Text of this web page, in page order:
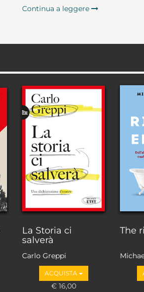
Continua a leggere
La Storia ci
salverà
Carlo Greppi
ACQUISTA
€ 16,00
The